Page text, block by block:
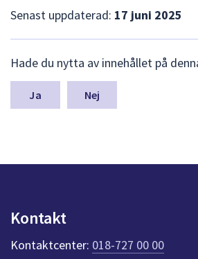
Senast uppdaterad: 17 juni 2025
ä
m
a
p
k
t
e
Hade du nytta av innehållet på
Nej
Kontakt
Kontaktcenter: 018-727 00 00